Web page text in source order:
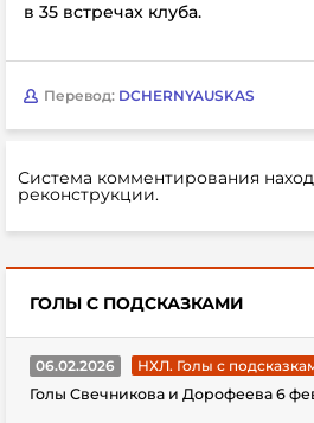
в 35 встречах клуба.
Перевод: DCHERNYAUSKAS
Система комментирования
реконструкции.
ГОЛЫ С ПОДСКАЗКАМИ
06.02.2026
НХЛ. Голы с
Голы Свечникова и Дорофеева 6